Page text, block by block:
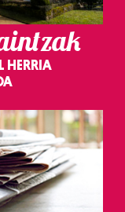
HERRIA